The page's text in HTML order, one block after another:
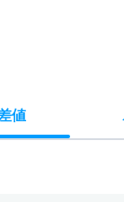
値